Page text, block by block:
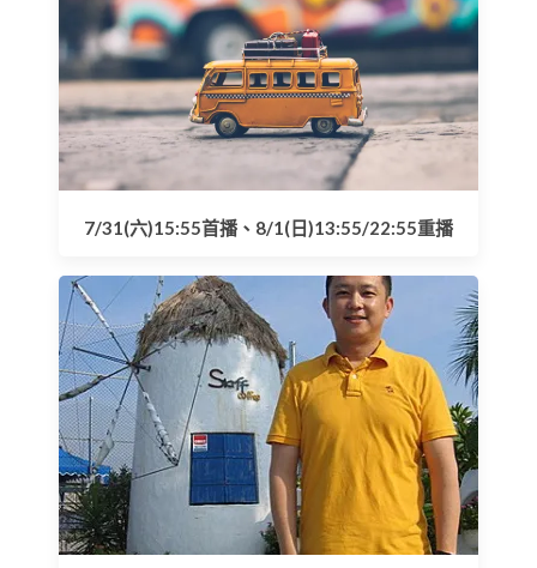
7/31(六)15:55首播、8/1(日)13:55/22:55重播